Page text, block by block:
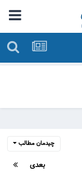
چیدمان مطالب
بعدی